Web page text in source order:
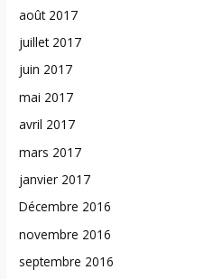
août 2017
juillet 2017
juin 2017
mai 2017
avril 2017
mars 2017
janvier 2017
Décembre 2016
novembre 2016
septembre 2016